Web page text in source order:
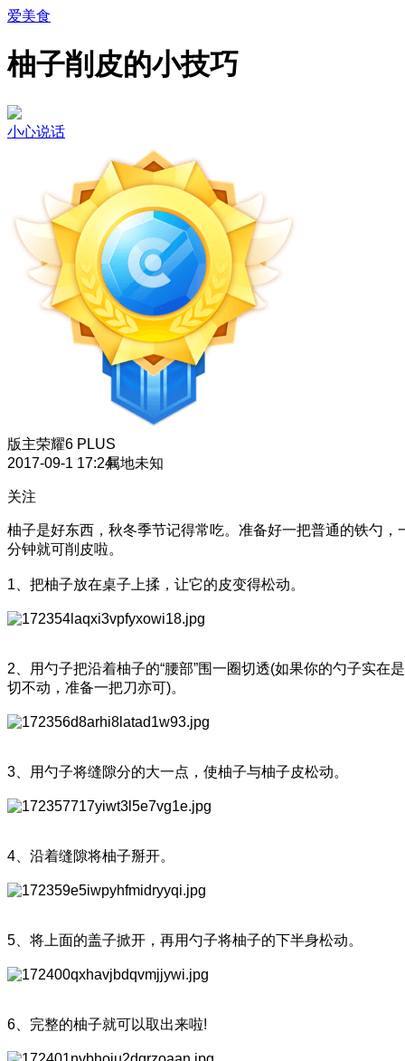
爱美食
柚子削皮的小技巧
小心说话
版主荣耀6 PLUS
2017-09-1 17:24属地未知
关注
柚子是好东西，秋冬季节记得常吃。准备好一把普通的铁勺，
分钟就可削皮啦。
1、把柚子放在桌子上揉，让它的皮变得松动。
2、用勺子把沿着柚子的“腰部”围一圈切透(如果你的勺子实在是
切不动，准备一把刀亦可)。
3、用勺子将缝隙分的大一点，使柚子与柚子皮松动。
4、沿着缝隙将柚子掰开。
5、将上面的盖子掀开，再用勺子将柚子的下半身松动。
6、完整的柚子就可以取出来啦!